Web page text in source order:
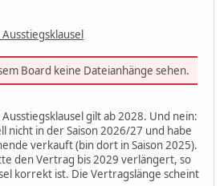
Board keine Dateianhänge sehen.
gilt ab 2028. Und nein:
nicht in der Saison 2026/27 und habe
verkauft (bin dort in Saison 2025).
den Vertrag bis 2029 verlängert, so
korrekt ist. Die Vertragslänge scheint